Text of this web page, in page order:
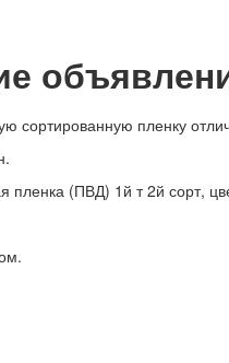
сортированную пленку
пленка (ПВД) 1й т 2й сорт,